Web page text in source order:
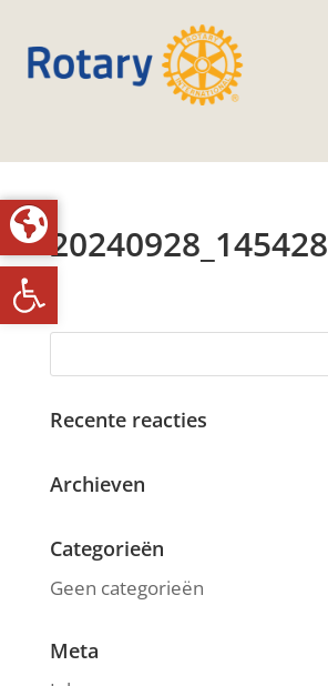
Toolbar openen
20240928_145428
Recente reacties
Archieven
Categorieën
Geen categorieën
Meta